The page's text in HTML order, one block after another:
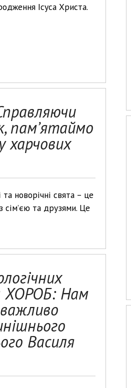
Ісуса Христа.
пам’ятаймо
харчових
новорічні свята – це
сім’єю та друзями. Це
ХОРОБ: Нам
Василя